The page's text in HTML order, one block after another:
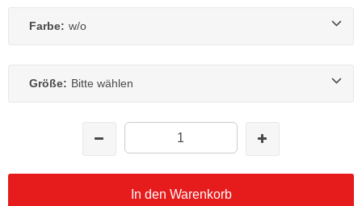
Farbe: w/o
Größe: Bitte wählen
In den Warenkorb